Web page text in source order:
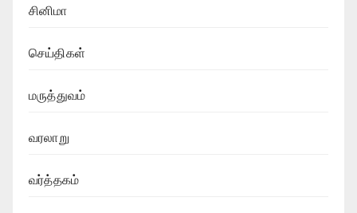
சினிமா
செய்திகள்
மருத்துவம்
வரலாறு
வர்த்தகம்